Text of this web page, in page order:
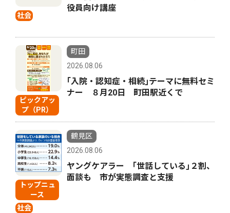
社会
役員向け講座
ピックアッ
プ（PR）
町田
2026.08.06
｢入院・認知症・相続｣テーマに無料セミ
ナー ８月20日 町田駅近くで
トップニュ
ース
社会
鶴見区
2026.08.06
ヤングケアラー ｢世話している｣２割、
面談も 市が実態調査と支援